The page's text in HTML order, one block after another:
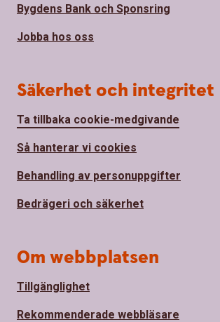
Bygdens Bank och Sponsring
Jobba hos oss
Säkerhet och integritet
Ta tillbaka cookie-medgivande
Så hanterar vi cookies
Behandling av personuppgifter
Bedrägeri och säkerhet
Om webbplatsen
Tillgänglighet
Rekommenderade webbläsare